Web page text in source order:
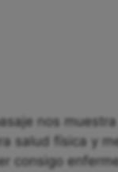
nos
salud física y
consigo